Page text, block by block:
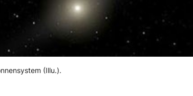
(Illu.).